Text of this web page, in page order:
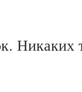
Никаких